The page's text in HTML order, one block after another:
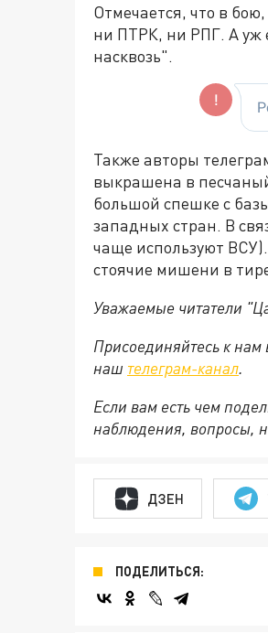
Отмечается, что в
ни ПТРК, ни РПГ. А уж
насквозь".
Также авторы
выкрашена в
большой спешке с
западных стран. В
чаще используют
стоячие мишени в
Уважаемые читатели
Присоединяйтесь к нам
наш телеграм-канал.
Если вам есть чем
наблюдения, вопросы,
ДЗЕН
ПОДЕЛИТЬСЯ: